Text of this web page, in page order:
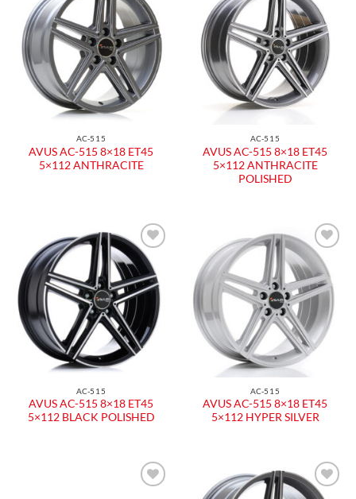
Aggiungi
alla lista
dei
desideri
AC-515
AVUS AC-515 8×18 ET45
5×112 ANTHRACITE
Aggiungi
alla lista
dei
desideri
AC-515
AVUS AC-515 8×18 ET45
5×112 ANTHRACITE
POLISHED
Aggiungi
alla lista
dei
desideri
AC-515
AVUS AC-515 8×18 ET45
5×112 BLACK POLISHED
Aggiungi
alla lista
dei
desideri
AC-515
AVUS AC-515 8×18 ET45
5×112 HYPER SILVER